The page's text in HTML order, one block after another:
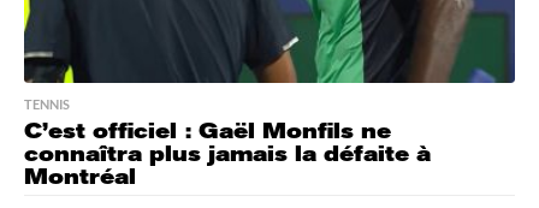
TENNIS
C’est officiel : Gaël Monfils ne
connaîtra plus jamais la défaite à
Montréal